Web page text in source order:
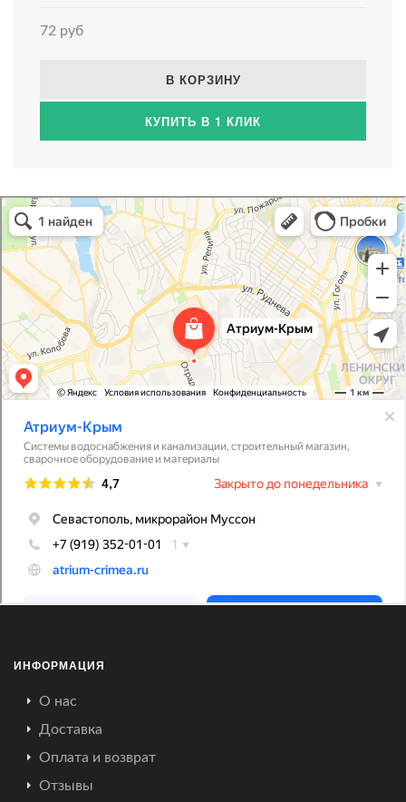
72 руб
В КОРЗИНУ
КУПИТЬ В 1 КЛИК
Атриум-Крым
Системы водоснабжения, отопления, канализации в Севастополе
Снабжение строительных объектов в Севастополе
ИНФОРМАЦИЯ
О нас
Доставка
Оплата и возврат
Отзывы